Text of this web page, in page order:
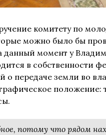
комитету по
можно было бы
момент у
в собственности
о передаче земли во
положение:
потому что рядом